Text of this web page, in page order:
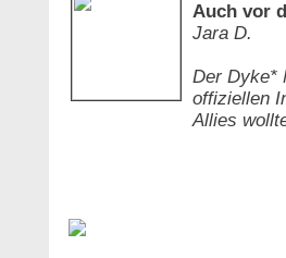
Auch vor
Jara D.
Der Dyke*
offiziellen
Allies